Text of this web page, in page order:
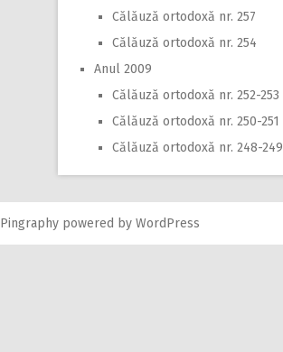
Călăuză ortodoxă nr. 257
Călăuză ortodoxă nr. 254
Anul 2009
Călăuză ortodoxă nr. 252-253
Călăuză ortodoxă nr. 250-251
Călăuză ortodoxă nr. 248-249
Pingraphy powered by WordPress